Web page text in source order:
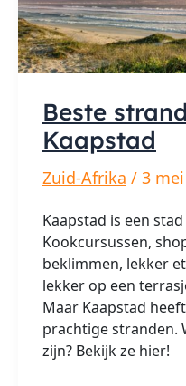
Beste
Kaapstad
Zuid-Afrika / 3
Kaapstad is een
Kookcursussen,
beklimmen, lekker
lekker op een
Maar Kaapstad
prachtige stranden.
zijn? Bekijk ze hier!